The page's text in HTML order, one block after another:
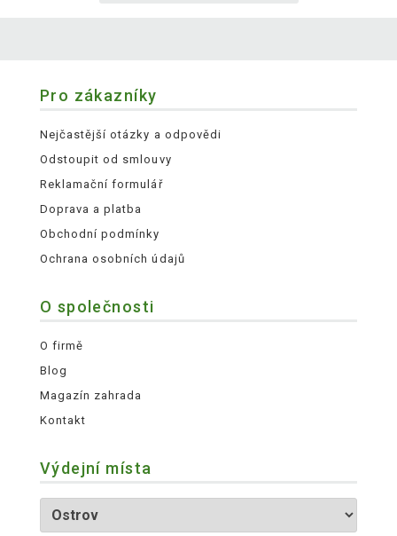
Pro zákazníky
Nejčastější otázky a odpovědi
Odstoupit od smlouvy
Reklamační formulář
Doprava a platba
Obchodní podmínky
Ochrana osobních údajů
O společnosti
O firmě
Blog
Magazín zahrada
Kontakt
Výdejní místa